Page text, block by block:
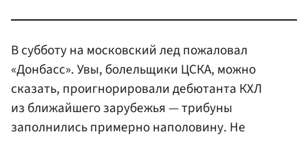
В субботу на московский лед пожаловал
«Донбасс». Увы, болельщики ЦСКА, можно
сказать, проигнорировали дебютанта КХЛ
из ближайшего зарубежья — трибуны
заполнились примерно наполовину. Не